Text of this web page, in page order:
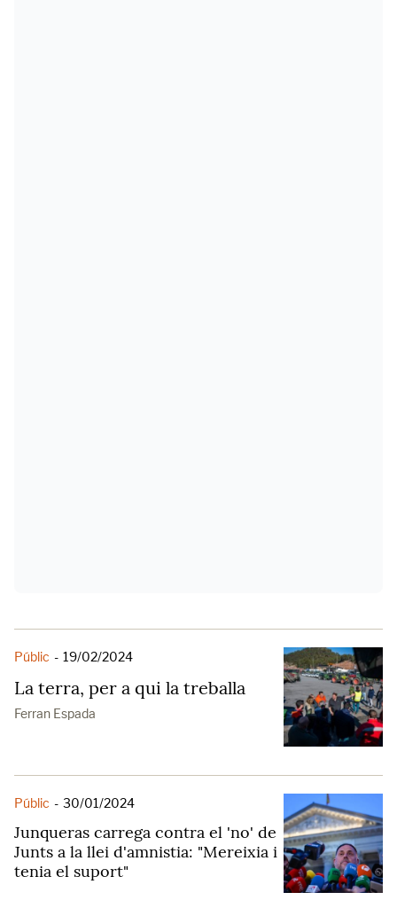
Públic - 19/02/2024
La terra, per a qui la treballa
Ferran Espada
Públic - 30/01/2024
Junqueras carrega contra el 'no' de
Junts a la llei d'amnistia: "Mereixia i
tenia el suport"